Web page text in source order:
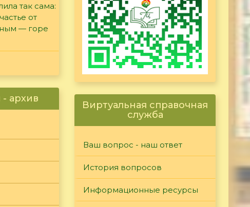
так сама:
от
— горе
архив
Виртуальная справочная
служба
Ваш вопрос - наш ответ
История вопросов
Информационные ресурсы